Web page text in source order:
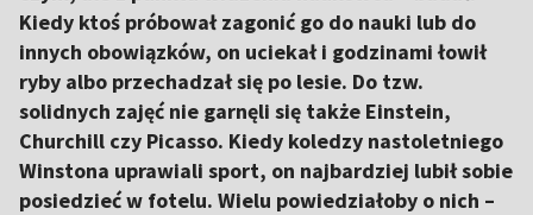
Kiedy ktoś próbował zagonić go do nauki lub do
innych obowiązków, on uciekał i godzinami łowił
ryby albo przechadzał się po lesie. Do tzw.
solidnych zajęć nie garnęli się także Einstein,
Churchill czy Picasso. Kiedy koledzy nastoletniego
Winstona uprawiali sport, on najbardziej lubił sobie
posiedzieć w fotelu. Wielu powiedziałoby o nich –